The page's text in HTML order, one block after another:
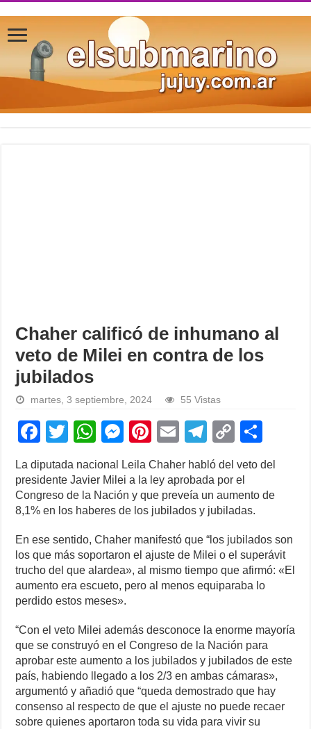
Chaher calificó de inhumano al
veto de Milei en contra de los
jubilados
martes, 3 septiembre, 2024 55 Vistas
F
c
e
b
o
o
k
T
tt
er
W
h
at
s
A
p
p
M
e
ss
e
n
g
er
Pi
nt
er
e
st
E
m
ail
T
el
e
gr
a
m
C
p
y
Li
n
k
h
ar
e
La diputada nacional Leila Chaher habló del veto del
presidente Javier Milei a la ley aprobada por el
Congreso de la Nación y que preveía un aumento de
8,1% en los haberes de los jubilados y jubiladas.
En ese sentido, Chaher manifestó que “los jubilados son
los que más soportaron el ajuste de Milei o el superávit
trucho del que alardea», al mismo tiempo que afirmó: «El
aumento era escueto, pero al menos equiparaba lo
perdido estos meses».
“Con el veto Milei además desconoce la enorme mayoría
que se construyó en el Congreso de la Nación para
aprobar este aumento a los jubilados y jubilados de este
país, habiendo llegado a los 2/3 en ambas cámaras»,
argumentó y añadió que “queda demostrado que hay
consenso al respecto de que el ajuste no puede recaer
sobre quienes aportaron toda su vida para vivir su